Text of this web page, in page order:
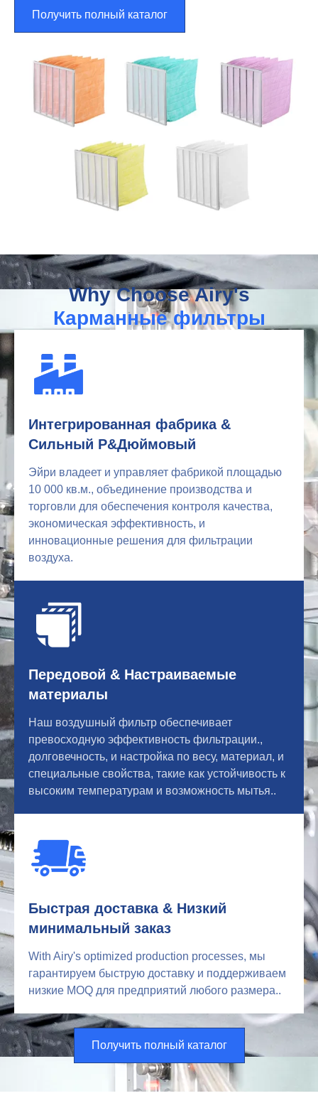
Получить полный каталог
Why Choose Airy's
Карманные фильтры
Интегрированная фабрика &
Сильный Р&Дюймовый
Эйри владеет и управляет фабрикой площадью
10 000 кв.м., объединение производства и
торговли для обеспечения контроля качества,
экономическая эффективность, и
инновационные решения для фильтрации
воздуха.
Передовой & Настраиваемые
материалы
Наш воздушный фильтр обеспечивает
превосходную эффективность фильтрации.,
долговечность, и настройка по весу, материал, и
специальные свойства, такие как устойчивость к
высоким температурам и возможность мытья..
Быстрая доставка & Низкий
минимальный заказ
With Airy's optimized production processes, мы
гарантируем быструю доставку и поддерживаем
низкие MOQ для предприятий любого размера..
Получить полный каталог